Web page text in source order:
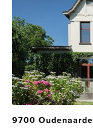
9700 Oudenaarde